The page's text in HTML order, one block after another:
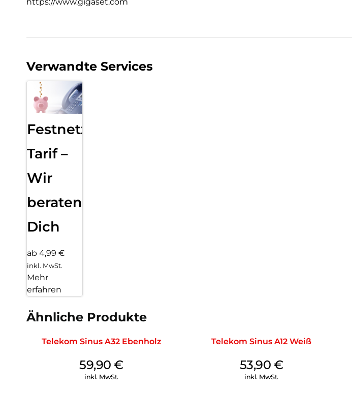
Verwandte Services
Festnetz
Tarif –
Wir
beraten
Dich
ab 4,99 €
inkl. MwSt.
Mehr
erfahren
Ähnliche Produkte
Telekom Sinus A32 Ebenholz
59,90€
inkl. MwSt.
Telekom Sinus A12 Weiß
53,90 €
inkl. MwSt.